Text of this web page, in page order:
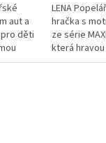
aut a
děti
LENA
hračka s
ze série
která
děti při